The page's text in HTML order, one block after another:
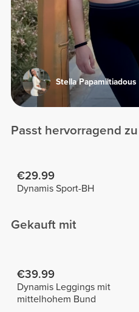
Stella Papamiltiadous
Passt hervorragend zu
€29.99
Dynamis Sport-BH
Gekauft mit
€39.99
Dynamis Leggings mit
mittelhohem Bund